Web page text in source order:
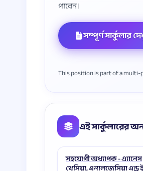
সম্পূর্ণ সার্কুলার
This position is part of a
এই সার্কুলারের
সহযোগী অধ্যাপক - এ্যানেস
থেসিয়া, এনালজেসিয়া এন্ড